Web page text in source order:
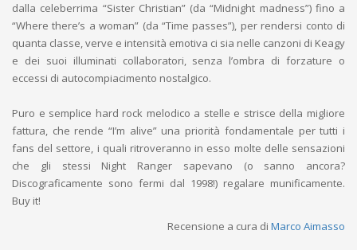
dalla celeberrima “Sister Christian” (da “Midnight madness”) fino a
“Where there’s a woman” (da “Time passes”), per rendersi conto di
quanta classe, verve e intensità emotiva ci sia nelle canzoni di Keagy
e dei suoi illuminati collaboratori, senza l’ombra di forzature o
eccessi di autocompiacimento nostalgico.
Puro e semplice hard rock melodico a stelle e strisce della migliore
fattura, che rende “I’m alive” una priorità fondamentale per tutti i
fans del settore, i quali ritroveranno in esso molte delle sensazioni
che gli stessi Night Ranger sapevano (o sanno ancora?
Discograficamente sono fermi dal 1998!) regalare munificamente.
Buy it!
Recensione a cura di Marco Aimasso